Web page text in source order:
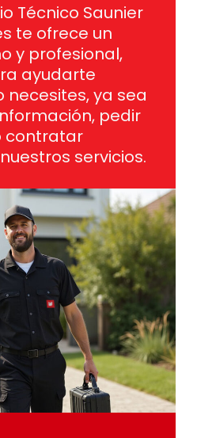
Técnico Saunier
te ofrece un
y profesional,
ayudarte
necesites, ya sea
pedir
contratar
servicios.